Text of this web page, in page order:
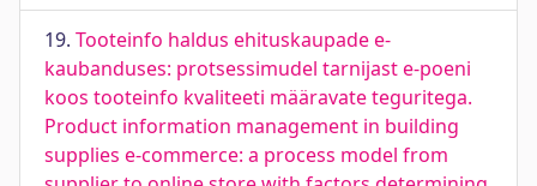
19. Tooteinfo haldus ehituskaupade e-
kaubanduses: protsessimudel tarnijast e-poeni
koos tooteinfo kvaliteeti määravate teguritega.
Product information management in building
supplies e-commerce: a process model from